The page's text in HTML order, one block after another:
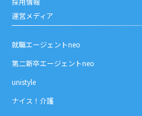
運営メディア
就職エージェントneo
第二新卒エージェントneo
unistyle
ナイス！介護